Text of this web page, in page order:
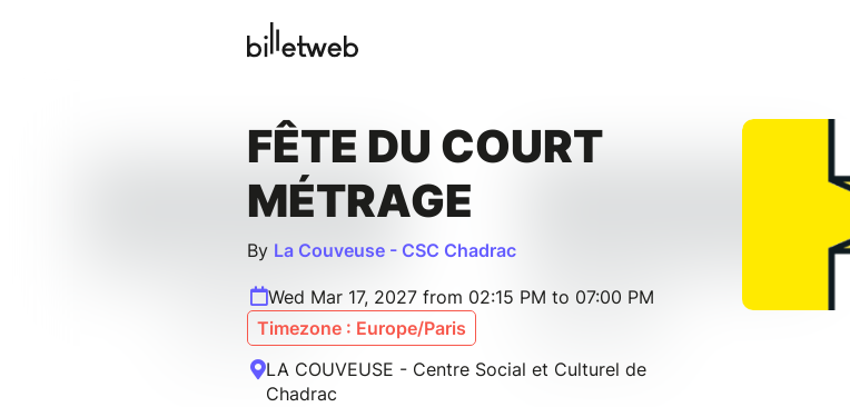
FÊTE DU COURT
MÉTRAGE
By La Couveuse - CSC Chadrac
Wed Mar 17, 2027 from 02:15 PM to 07:00 PM
Timezone : Europe/Paris
LA COUVEUSE - Centre Social et Culturel de
Chadrac